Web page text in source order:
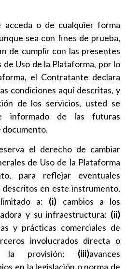
acceda o de cualquier forma
sea con fines de prueba,
de cumplir con las presentes
de Uso de la Plataforma, por lo
el Contratante declara
condiciones aquí descritas, y
de los servicios, usted se
informado de las futuras
documento.
el derecho de cambiar
de Uso de la Plataforma
para reflejar eventuales
descritos en este instrumento,
a: (i) cambios a los
y su infraestructura; (ii)
y prácticas comerciales de
involucrados directa o
la provisión; (iii)avances
en la legislación o norma de